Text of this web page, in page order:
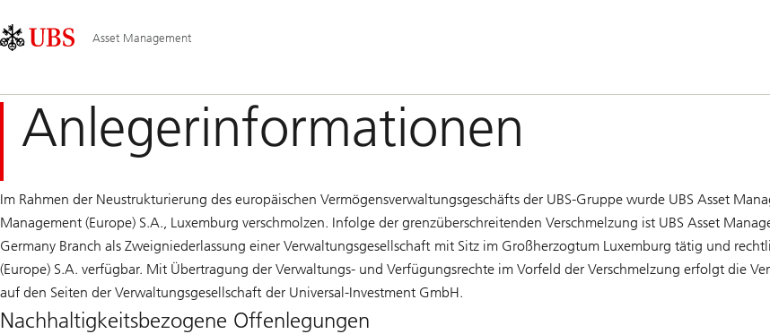
Area
Asset Management
Anlegerinformationen
Im Rahmen der Neustrukturierung des europäischen Vermögensverwaltungsgeschäfts der UBS-Gruppe wurde UBS Asset
Management (Europe) S.A., Luxemburg verschmolzen. Infolge der grenzüberschreitenden Verschmelzung ist UBS Asset
Germany Branch als Zweigniederlassung einer Verwaltungsgesellschaft mit Sitz im Großherzogtum Luxemburg tätig und
(Europe) S.A. verfügbar. Mit Übertragung der Verwaltungs- und Verfügungsrechte im Vorfeld der Verschmelzung erfolgt die
auf den Seiten der Verwaltungsgesellschaft der Universal-Investment GmbH.
Nachhaltigkeitsbezogene Offenlegungen